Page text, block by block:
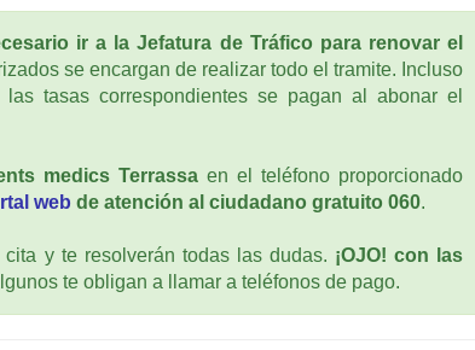
ir a la Jefatura de Tráfico para renovar el
se encargan de realizar todo el tramite. Incluso
tasas correspondientes se pagan al abonar el
medics Terrassa en el teléfono proporcionado
web de atención al ciudadano gratuito 060.
y te resolverán todas las dudas. ¡OJO! con las
te obligan a llamar a teléfonos de pago.